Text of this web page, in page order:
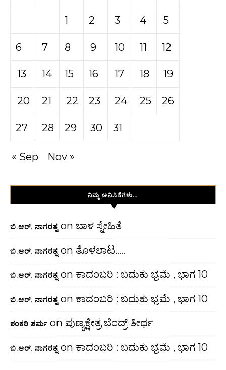
1 2 3 4 5
6 7 8 9 10 11 12
13 14 15 16 17 18 19
20 21 22 23 24 25 26
27 28 29 30 31
« Sep Nov »
ನಿಮ್ಮ ಅನಿಸಿಕೆಗಳು…
ಬಿ.ಆರ್. ನಾಗರತ್ನ on ಬಾಳ ಸ್ನೇಹಿತೆ
ಬಿ.ಆರ್. ನಾಗರತ್ನ on ತೊಳಲಾಟ…..
ಬಿ.ಆರ್. ನಾಗರತ್ನ on ಕಾದಂಬರಿ : ಬದುಕು ಭ್ರಮೆ , ಭಾಗ 10
ಬಿ.ಆರ್. ನಾಗರತ್ನ on ಕಾದಂಬರಿ : ಬದುಕು ಭ್ರಮೆ , ಭಾಗ 10
ಶಂಕರಿ ಶರ್ಮ on ಪುಣ್ಯಕ್ಷೇತ್ರ ಬೆಂದ್ರ್ ತೀರ್ಥ
ಬಿ.ಆರ್. ನಾಗರತ್ನ on ಕಾದಂಬರಿ : ಬದುಕು ಭ್ರಮೆ , ಭಾಗ 10